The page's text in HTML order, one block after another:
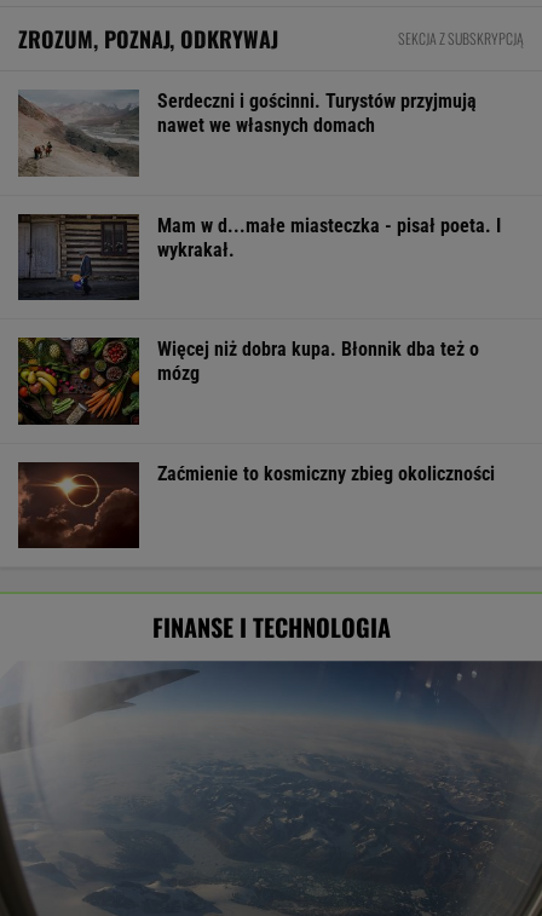
ZROZUM, POZNAJ, ODKRYWAJ SEKCJA Z SUBSKRYPCJĄ
Serdeczni i gościnni. Turystów przyjmują
nawet we własnych domach
Mam w d...małe miasteczka - pisał poeta. I
wykrakał.
Więcej niż dobra kupa. Błonnik dba też o
mózg
Zaćmienie to kosmiczny zbieg okoliczności
FINANSE I TECHNOLOGIA